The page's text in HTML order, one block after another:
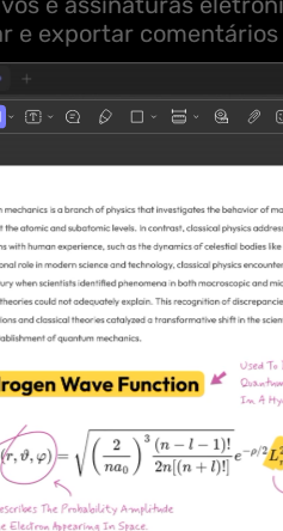
e exportar comentários
2 3